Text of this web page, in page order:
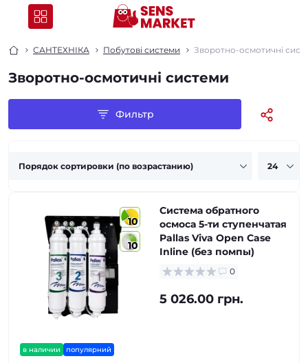
САНТЕХНІКА Побутові системи Зворотно-осмотичні
Зворотно-осмотичні системи
Фильтр
10
10
в наличии популярний
Система обратного
осмоса 5-ти ступенчатая
Pallas Viva Open Case
Inline (без помпы)
0
5 026.00 грн.